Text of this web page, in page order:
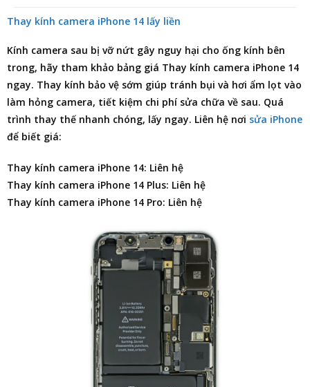
Thay kính camera iPhone 14 lấy liền
Kính camera sau bị vỡ nứt gây nguy hại cho ống kính bên
trong, hãy tham khảo bảng giá Thay kính camera iPhone 14
ngay. Thay kính bảo vệ sớm giúp tránh bụi và hơi ẩm lọt vào
làm hỏng camera, tiết kiệm chi phí sửa chữa về sau. Quá
trình thay thế nhanh chóng, lấy ngay. Liên hệ nơi sửa iPhone
để biết giá:
Thay kính camera iPhone 14: Liên hệ
Thay kính camera iPhone 14 Plus: Liên hệ
Thay kính camera iPhone 14 Pro: Liên hệ